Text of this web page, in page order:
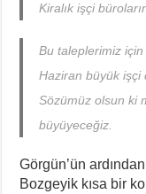
Kiralık işçi
Bu taleplerimiz
Haziran büyük işçi
Sözümüz olsun ki
büyüyeceğiz.
Görgün’ün
Bozgeyik kısa bir